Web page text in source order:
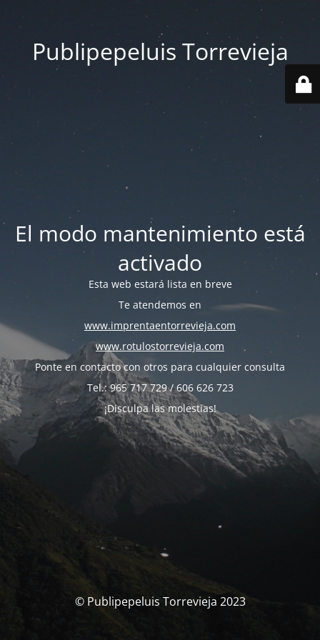
Publipepeluis Torrevieja
El modo mantenimiento está
activado
Esta web estará lista en breve
Te atendemos en
www.imprentaentorrevieja.com
www.rotulostorrevieja.com
Ponte en contacto con otros para cualquier consulta
Tel.: 965 717 729 / 606 626 723
¡Disculpa las molestias!
© Publipepeluis Torrevieja 2023